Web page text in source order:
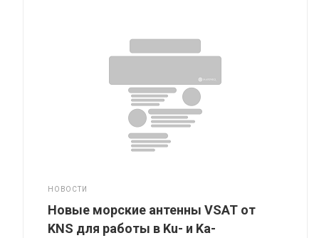
НОВОСТИ
Новые морские антенны VSAT от
KNS для работы в Ku- и Ka-